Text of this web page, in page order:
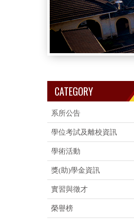
CATEGORY
系所公告
學位考試及離校資訊
學術活動
獎(助)學金資訊
實習與徵才
榮譽榜